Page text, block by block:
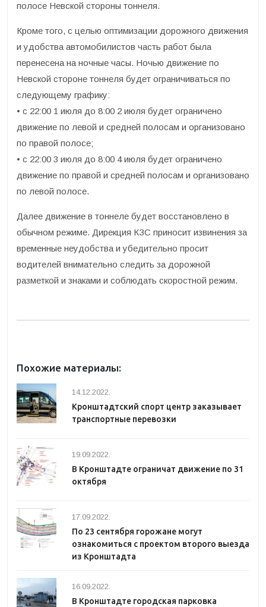
полосе Невской стороны тоннеля.
Кроме того, с целью оптимизации дорожного движения
и удобства автомобилистов часть работ была
перенесена на ночные часы. Ночью движение по
Невской стороне тоннеля будет ограничиваться по
следующему графику:
• с 22:00 1 июля до 8:00 2 июля будет ограничено
движение по левой и средней полосам и организовано
по правой полосе;
• с 22:00 3 июля до 8:00 4 июля будет ограничено
движение по правой и средней полосам и организовано
по левой полосе.
Далее движение в тоннеле будет восстановлено в
обычном режиме. Дирекция КЗС приносит извинения за
временные неудобства и убедительно просит
водителей внимательно следить за дорожной
разметкой и знаками и соблюдать скоростной режим.
Похожие материалы:
14.12.2022.
Кронштадтский спорт центр заказывает
транспортные перевозки
19.09.2022.
В Кронштадте ограничат движение по 31
октября
17.09.2022.
По 23 сентября горожане могут
ознакомиться с проектом второго выезда
из Кронштадта
16.09.2022.
В Кронштадте городская парковка